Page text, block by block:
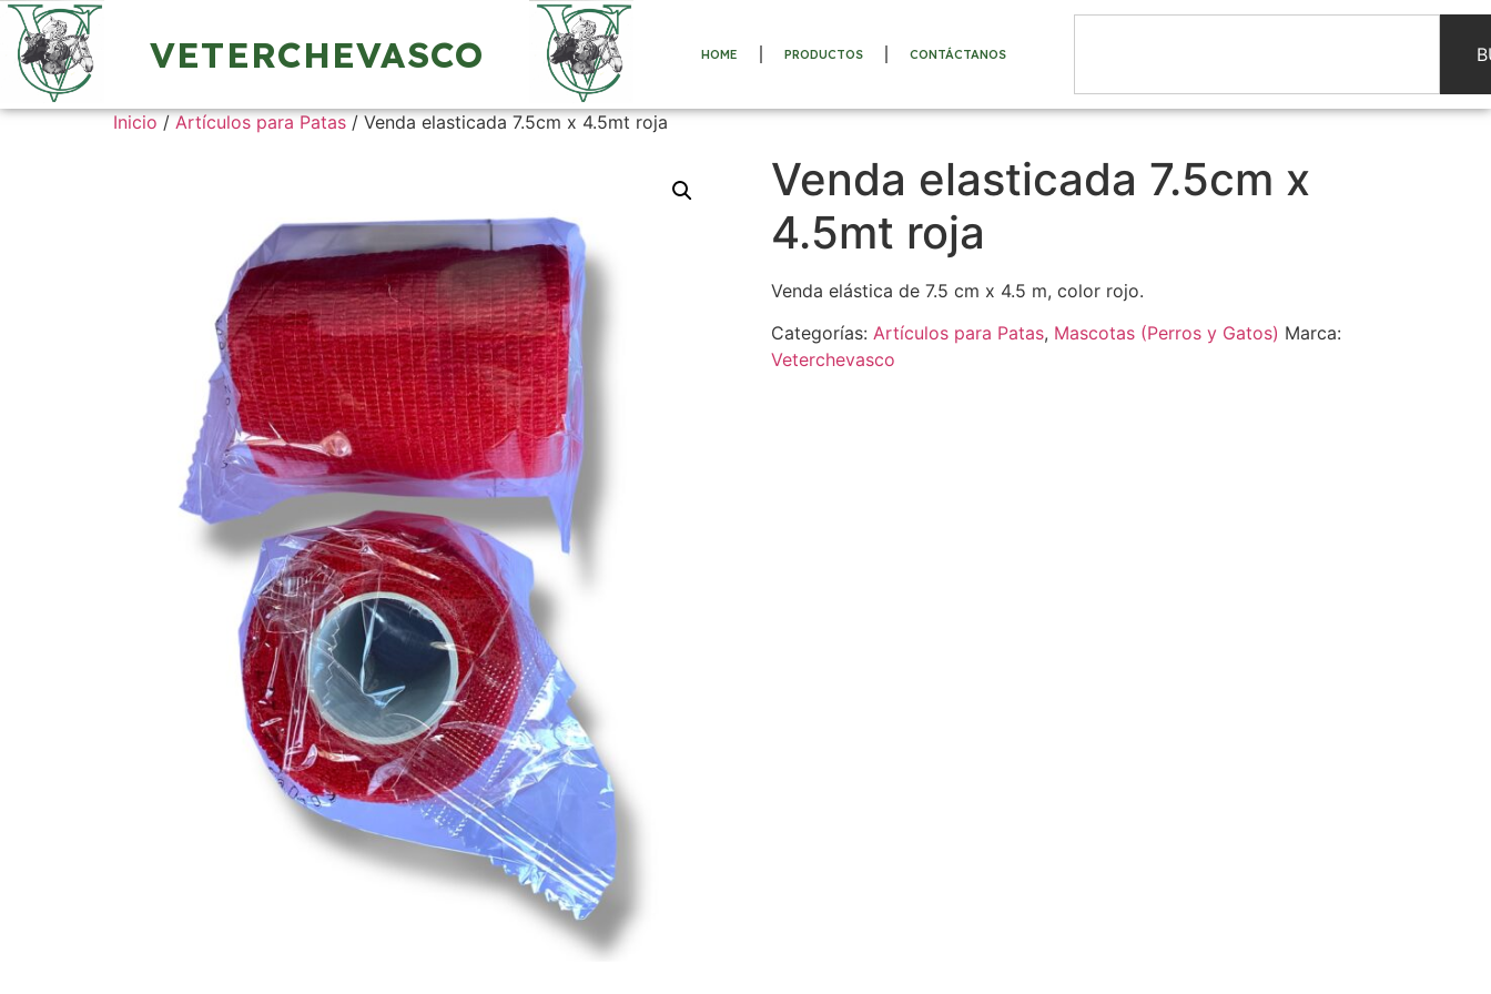
VETERCHEVASCO HOME PRODUCTOS CONTÁCTANOS
Inicio/Artículos para Patas/ Venda elasticada 7.5cm x 4.5mt roja
Venda elasticada 7.5cm x
4.5mt roja
Venda elástica de 7.5 cm x 4.5 m, color rojo.
Categorías: Artículos para Patas, Mascotas (Perros y Gatos) Marca:
Veterchevasco